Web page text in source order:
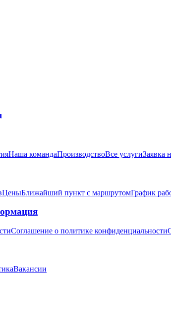
Наша командаПроизводствоВсе услугиЗаявка
ЦеныБлижайший пункт с маршрутомГрафик
Соглашение о политике конфиденциальности
Вакансии